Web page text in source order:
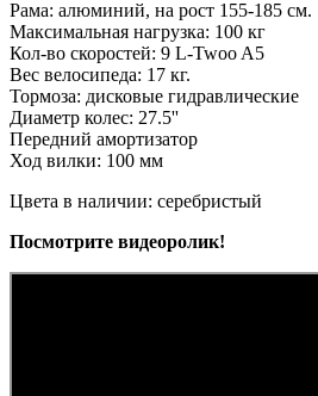
Рама: алюминий, на рост 155-185 см.
Максимальная нагрузка: 100 кг
Кол-во скоростей: 9 L-Twoo A5
Вес велосипеда: 17 кг.
Тормоза: дисковые гидравлические
Диаметр колес: 27.5''
Передний амортизатор
Ход вилки: 100 мм
Цвета в наличии: серебристый
Посмотрите видеоролик!